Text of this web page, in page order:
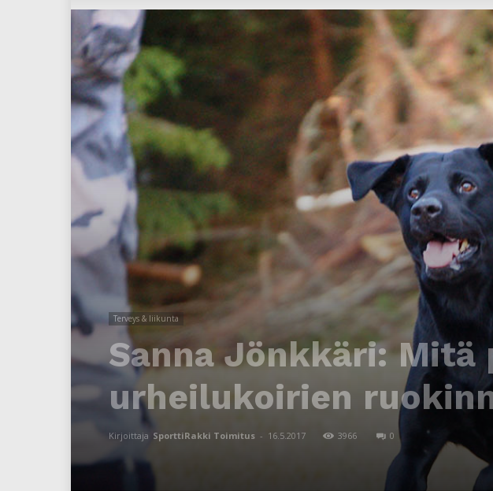
Terveys & liikunta
Sanna Jönkkäri:
urheilukoirien
Kirjoittaja SporttiRakki Toimitus - 16.5.2017 3966 0